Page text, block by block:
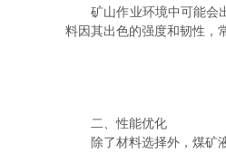
矿山作业环境中可能会出
料因其出色的强度和韧性，
二、性能优化
除了材料选择外，煤矿液